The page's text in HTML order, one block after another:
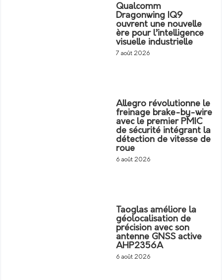
Qualcomm
Dragonwing IQ9
ouvrent une nouvelle
ère pour l’intelligence
visuelle industrielle
7 août 2026
Allegro révolutionne le
freinage brake-by-wire
avec le premier PMIC
de sécurité intégrant la
détection de vitesse de
roue
6 août 2026
Taoglas améliore la
géolocalisation de
précision avec son
antenne GNSS active
AHP2356A
6 août 2026